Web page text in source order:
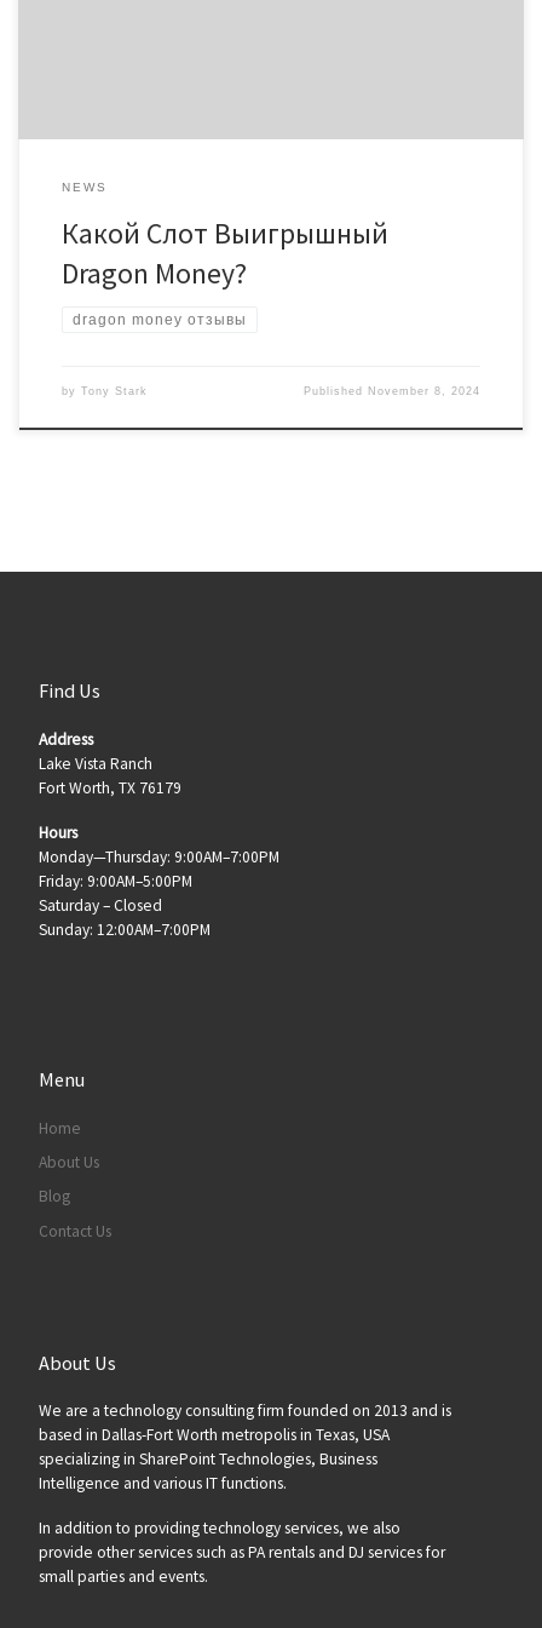
NEWS
Какой Слот Выигрышный
Dragon Money?
dragon money отзывы
by Tony Stark Published November 8, 2024
Find Us
Address
Lake Vista Ranch
Fort Worth, TX 76179
Hours
Monday—Thursday: 9:00AM–7:00PM
Friday: 9:00AM–5:00PM
Saturday – Closed
Sunday: 12:00AM–7:00PM
Menu
Home
About Us
Blog
Contact Us
About Us
We are a technology consulting firm founded on 2013 and is
based in Dallas-Fort Worth metropolis in Texas, USA
specializing in SharePoint Technologies, Business
Intelligence and various IT functions.
In addition to providing technology services, we also
provide other services such as PA rentals and DJ services for
small parties and events.